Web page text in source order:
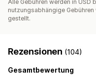
Alle Gebühren werden in USD
nutzungsabhängige
gestellt.
Rezensionen (104)
Gesamtbewertung